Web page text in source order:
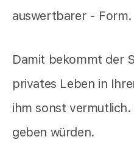
auswertbarer - Form.
Damit bekommt der
privates Leben in
ihm sonst vermutlich.
geben würden.